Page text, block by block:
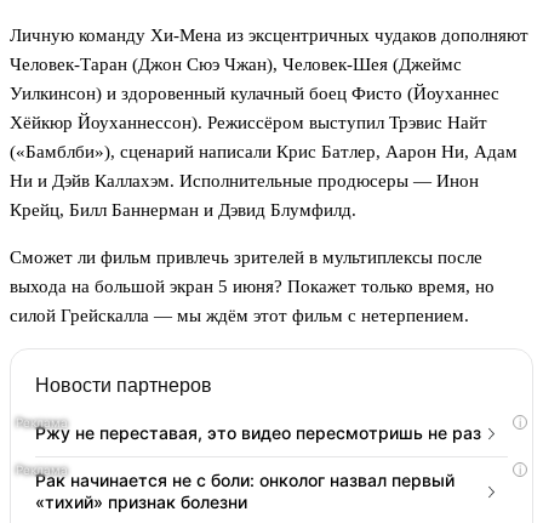
Личную команду Хи-Мена из эксцентричных чудаков дополняют
Человек-Таран (Джон Сюэ Чжан), Человек-Шея (Джеймс
Уилкинсон) и здоровенный кулачный боец Фисто (Йоуханнес
Хёйкюр Йоуханнессон). Режиссёром выступил Трэвис Найт
(«Бамблби»), сценарий написали Крис Батлер, Аарон Ни, Адам
Ни и Дэйв Каллахэм. Исполнительные продюсеры — Инон
Крейц, Билл Баннерман и Дэвид Блумфилд.
Сможет ли фильм привлечь зрителей в мультиплексы после
выхода на большой экран 5 июня? Покажет только время, но
силой Грейскалла — мы ждём этот фильм с нетерпением.
Новости партнеров
i
Ржу не переставая, это видео пересмотришь не раз
i
Рак начинается не с боли: онколог назвал первый
«тихий» признак болезни